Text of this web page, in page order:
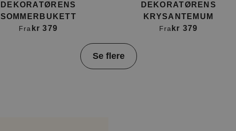
DEKORATØRENS
SOMMERBUKETT
Fra kr 379
DEKORATØRENS
KRYSANTEMUM
Fra kr 379
Se flere